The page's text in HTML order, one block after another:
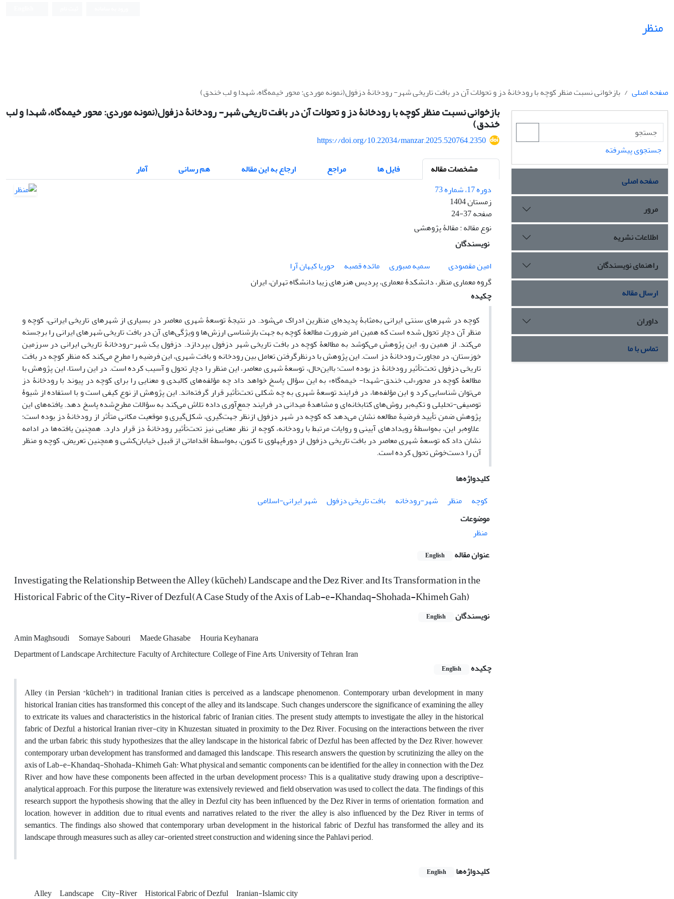
منظر
صفحه اصلی بازخوانی نسبت منظر کوچه با رودخانۀ دز و تحولات آن در بافت تاریخی شهر- رودخانۀ دزفول(نمونه موردی: محور خیمه‌گاه، شهدا و لب خندق)
بازخوانی نسبت منظر کوچه با رودخانۀ دز و تحولات آن در بافت تاریخی شهر- رودخانۀ دزفول(نمونه موردی: محور خیمه‌گاه، شهدا و لب
خندق)
https://doi.org/10.22034/manzar.2025.520764.2350
مشخصات مقاله
فایل ها مراجع ارجاع به این مقاله هم رسانی
آمار
دوره 17، شماره 73
زمستان 1404
صفحه24-37
نوع مقاله : مقالۀ پژوهشی
نویسندگان
امین مقصودی
سمیه صبوری مائده قصبه
حوریا کیهان آرا
گروه معماری منظر، دانشکدۀ معماری، پردیس هنرهای زیبا دانشگاه تهران، ایران
چکیده
کوچه در شهرهای سنتی ایرانی به‌مثابۀ پدیده‌‌ای منظرین ادراک می‌‌شود. در نتیجۀ توسعۀ شهری معاصر در بسیاری از شهرهای تاریخی ایرانی، کوچه و
منظر آن دچار تحول شده است که همین امر ضرورت مطالعۀ کوچه به جهت بازشناسی ارزش‌‌ها و ویژگی‌‌های آن در بافت تاریخی شهرهای ایرانی را برجسته
می‌کند. از همین رو، این پژوهش می‌‌کوشد به مطالعۀ کوچه در بافت تاریخی شهر دزفول بپردازد. دزفول یک شهر-رودخانۀ تاریخی ایرانی‌‌ در سرزمین
خوزستان، در مجاورت رودخانۀ دز است. این پژوهش با درنظرگرفتن تعامل بین رودخانه و بافت شهری، این فرضیه را مطرح می‌‌کند که منظر کوچه در بافت
تاریخی دزفول تحت‌تأثیر رودخانۀ دز بوده است؛ بااین‌حال، توسعۀ شهری معاصر، این منظر را دچار تحول و آسیب کرده است. در این راستا، این پژوهش با
مطالعۀ کوچه در محور«لب خندق-شهدا- خیمه‌گاه» به این سؤال پاسخ خواهد داد چه مؤلفه‌‌های کالبدی و معنایی را برای کوچه در پیوند با رودخانۀ دز
می‌‌توان شناسایی کرد و این مؤلفه‌‌ها، در فرایند توسعۀ شهری به چه شکلی تحت‌تأثیر قرار گرفته‌‌اند. این پژوهش از نوع کیفی است و با استفاده از شیوۀ
توصیفی-تحلیلی و تکیه‌بر روش‌‌های کتابخانه‌‌ای و مشاهدۀ میدانی در فرایند جمع‌آوری داده تلاش می‌‌کند به سؤالات مطرح‌شده پاسخ دهد. یافته‌‌های این
پژوهش ضمن تأیید فرضیۀ مطالعه نشان می‌‌دهد که کوچه‌‌‌‌ در شهر دزفول ازنظر جهت‌گیری، شکل‌گیری و موقعیت مکانی متأثر از رودخانۀ دز بوده است؛
علاوه‌بر این، به‌واسطۀ رویدادهای آیینی و روایات مرتبط با رودخانه، کوچه از نظر معنایی نیز تحت‌تأثیر رودخانۀ دز قرار دارد. همچنین یافته‌‌ها در ادامه
نشان داد که توسعۀ شهری معاصر در بافت تاریخی دزفول از دورۀپهلوی تا کنون، به‌واسطۀ اقداماتی از قبیل خیابان‌‌‌‌کشی و همچنین تعریض، کوچه‌‌ و منظر
آن را دست‌‌خوش تحول کرده است.
کلیدواژه‌ها
کوچه
منظر شهر-رودخانه بافت تاریخی دزفول
شهر ایرانی-اسلامی
موضوعات
منظر
عنوان مقاله
English
Investigating the Relationship Between the Alley (kūcheh) Landscape and the Dez River, and Its Transformation in the
Historical Fabric of the City-River of Dezful(A Case Study of the Axis of Lab-e-Khandaq-Shohada-Khimeh Gah)
نویسندگان English
Amin Maghsoudi Somaye Sabouri Maede Ghasabe
Houria Keyhanara
Department of Landscape Architecture, Faculty of Architecture, College of Fine Arts, University of Tehran, Iran
چکیده
English
Alley (in Persian “kūcheh”) in traditional Iranian cities is perceived as a landscape phenomenon. Contemporary urban development in many
historical Iranian cities has transformed this concept of the alley and its landscape. Such changes underscore the significance of examining the alley
to extricate its values and characteristics in the historical fabric of Iranian cities. The present study attempts to investigate the alley in the historical
fabric of Dezful, a historical Iranian river-city in Khuzestan, situated in proximity to the Dez River. Focusing on the interactions between the river
and the urban fabric, this study hypothesizes that the alley landscape in the historical fabric of Dezful has been affected by the Dez River; however,
contemporary urban development has transformed and damaged this landscape. This research answers the question by scrutinizing the alley on the
axis of Lab-e-Khandaq-Shohada-Khimeh Gah: What physical and semantic components can be identified for the alley in connection with the Dez
River, and how have these components been affected in the urban development process? This is a qualitative study drawing upon a descriptive-
analytical approach. For this purpose, the literature was extensively reviewed, and field observation was used to collect the data. The findings of this
research support the hypothesis showing that the alley in Dezful city has been influenced by the Dez River in terms of orientation, formation, and
location; however, in addition, due to ritual events and narratives related to the river, the alley is also influenced by the Dez River in terms of
semantics. The findings also showed that contemporary urban development in the historical fabric of Dezful has transformed the alley and its
landscape through measures such as alley car-oriented street construction and widening since the Pahlavi period.
کلیدواژه‌ها English
Alley Landscape City-River Historical Fabric of Dezful Iranian-Islamic city
جستجوی پیشرفته
صفحه اصلی
مرور
اطلاعات نشریه
راهنمای نویسندگان
ارسال مقاله
داوران
تماس با ما